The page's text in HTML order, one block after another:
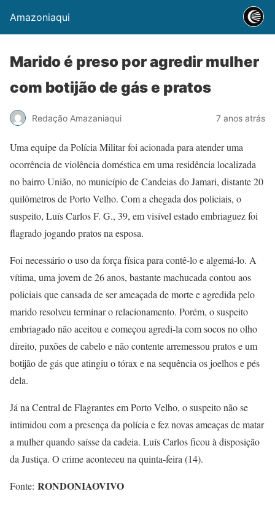
Amazoniaqui
Marido é preso por agredir mulher
com botijão de gás e pratos
Redação Amazaniaqui 7 anos atrás
Uma equipe da Polícia Militar foi acionada para atender uma
ocorrência de violência doméstica em uma residência localizada
no bairro União, no município de Candeias do Jamari, distante 20
quilômetros de Porto Velho. Com a chegada dos policiais, o
suspeito, Luís Carlos F. G., 39, em visível estado embriaguez foi
flagrado jogando pratos na esposa.
Foi necessário o uso da força física para contê-lo e algemá-lo. A
vítima, uma jovem de 26 anos, bastante machucada contou aos
policiais que cansada de ser ameaçada de morte e agredida pelo
marido resolveu terminar o relacionamento. Porém, o suspeito
embriagado não aceitou e começou agredi-la com socos no olho
direito, puxões de cabelo e não contente arremessou pratos e um
botijão de gás que atingiu o tórax e na sequência os joelhos e pés
dela.
Já na Central de Flagrantes em Porto Velho, o suspeito não se
intimidou com a presença da polícia e fez novas ameaças de matar
a mulher quando saísse da cadeia. Luís Carlos ficou à disposição
da Justiça. O crime aconteceu na quinta-feira (14).
Fonte: RONDONIAOVIVO